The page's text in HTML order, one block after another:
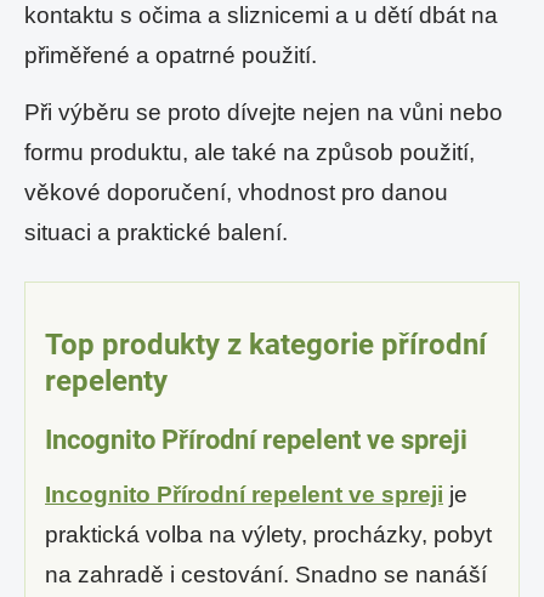
kontaktu s očima a sliznicemi a u dětí dbát na
přiměřené a opatrné použití.
Při výběru se proto dívejte nejen na vůni nebo
formu produktu, ale také na způsob použití,
věkové doporučení, vhodnost pro danou
situaci a praktické balení.
Top produkty z kategorie přírodní
repelenty
Incognito Přírodní repelent ve spreji
Incognito Přírodní repelent ve spreji je
praktická volba na výlety, procházky, pobyt
na zahradě i cestování. Snadno se nanáší